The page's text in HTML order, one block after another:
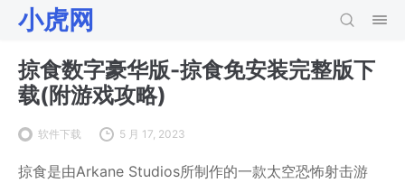
小虎网
掠食数字豪华版-掠食免安装完整版下
载(附游戏攻略)
软件下载 5 月 17, 2023
掠食是由Arkane Studios所制作的一款太空恐怖射击游